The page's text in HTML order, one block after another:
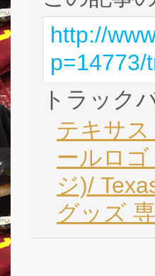
http://
p=14773/
トラック
テキサ
ールロ
ジ)/
グッズ